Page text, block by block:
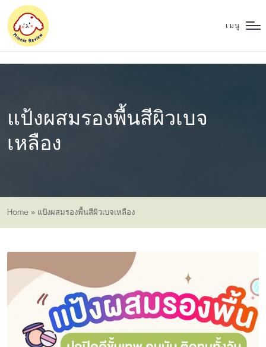
เมนู
แป้งผสมรองพื้นสีผิวเบจ
เหลือง
Home » แป้งผสมรองพื้นสีผิวเบจเหลือง